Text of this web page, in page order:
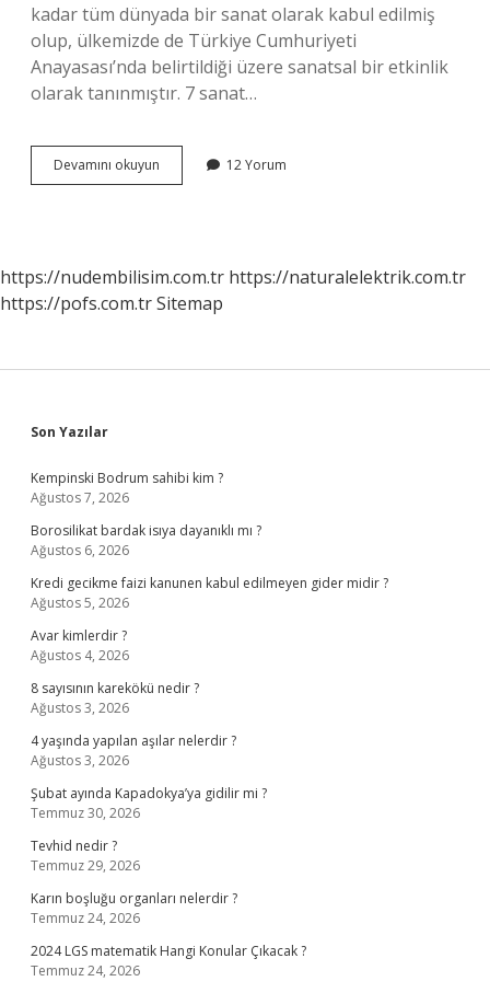
kadar tüm dünyada bir sanat olarak kabul edilmiş
olup, ülkemizde de Türkiye Cumhuriyeti
Anayasası’nda belirtildiği üzere sanatsal bir etkinlik
olarak tanınmıştır. 7 sanat…
Devamını okuyun Dansözlük
Sanat
12 Yorum
https://nudembilisim.com.tr https://naturalelektrik.com.tr
https://pofs.com.trSitemap
Sidebar
Son Yazılar
Kempinski Bodrum sahibi kim ?
Ağustos 7, 2026
Borosilikat bardak isıya dayanıklı mı ?
Ağustos 6, 2026
Kredi gecikme faizi kanunen kabul edilmeyen gider midir ?
Ağustos 5, 2026
Avar kimlerdir ?
Ağustos 4, 2026
8 sayısının karekökü nedir ?
Ağustos 3, 2026
4 yaşında yapılan aşılar nelerdir ?
Ağustos 3, 2026
Şubat ayında Kapadokya’ya gidilir mi ?
Temmuz 30, 2026
Tevhid nedir ?
Temmuz 29, 2026
Karın boşluğu organları nelerdir ?
Temmuz 24, 2026
2024 LGS matematik Hangi Konular Çıkacak ?
Temmuz 24, 2026